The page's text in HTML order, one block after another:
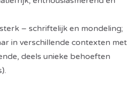
– schriftelijk en mondeling;
in verschillende contexten met
deels unieke behoeften